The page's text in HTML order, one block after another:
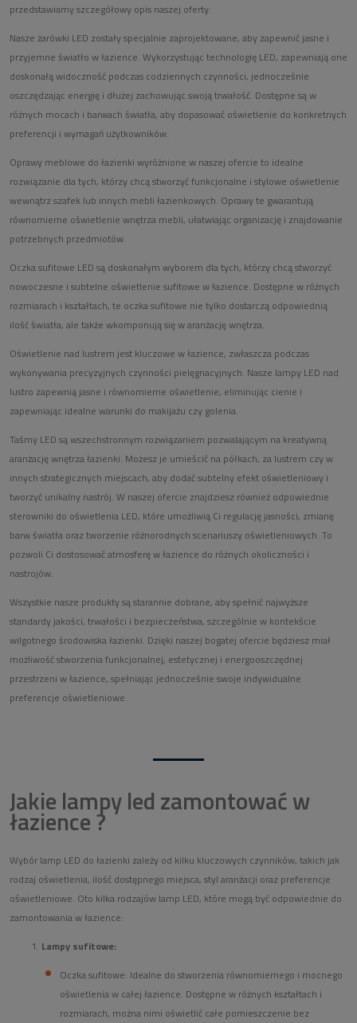
przedstawiamy szczegółowy opis naszej oferty:
Nasze żarówki LED zostały specjalnie zaprojektowane, aby zapewnić jasne i
przyjemne światło w łazience. Wykorzystując technologię LED, zapewniają one
doskonałą widoczność podczas codziennych czynności, jednocześnie
oszczędzając energię i dłużej zachowując swoją trwałość. Dostępne są w
różnych mocach i barwach światła, aby dopasować oświetlenie do konkretnych
preferencji i wymagań użytkowników.
Oprawy meblowe do łazienki wyróżnione w naszej ofercie to idealne
rozwiązanie dla tych, którzy chcą stworzyć funkcjonalne i stylowe oświetlenie
wewnątrz szafek lub innych mebli łazienkowych. Oprawy te gwarantują
równomierne oświetlenie wnętrza mebli, ułatwiając organizację i znajdowanie
potrzebnych przedmiotów.
Oczka sufitowe LED są doskonałym wyborem dla tych, którzy chcą stworzyć
nowoczesne i subtelne oświetlenie sufitowe w łazience. Dostępne w różnych
rozmiarach i kształtach, te oczka sufitowe nie tylko dostarczą odpowiednią
ilość światła, ale także wkomponują się w aranżację wnętrza.
Oświetlenie nad lustrem jest kluczowe w łazience, zwłaszcza podczas
wykonywania precyzyjnych czynności pielęgnacyjnych. Nasze lampy LED nad
lustro zapewnią jasne i równomierne oświetlenie, eliminując cienie i
zapewniając idealne warunki do makijażu czy golenia.
Taśmy LED są wszechstronnym rozwiązaniem pozwalającym na kreatywną
aranżację wnętrza łazienki. Możesz je umieścić na półkach, za lustrem czy w
innych strategicznych miejscach, aby dodać subtelny efekt oświetleniowy i
tworzyć unikalny nastrój. W naszej ofercie znajdziesz również odpowiednie
sterowniki do oświetlenia LED, które umożliwią Ci regulację jasności, zmianę
barw światła oraz tworzenie różnorodnych scenariuszy oświetleniowych. To
pozwoli Ci dostosować atmosferę w łazience do różnych okoliczności i
nastrojów.
Wszystkie nasze produkty są starannie dobrane, aby spełnić najwyższe
standardy jakości, trwałości i bezpieczeństwa, szczególnie w kontekście
wilgotnego środowiska łazienki. Dzięki naszej bogatej ofercie będziesz miał
możliwość stworzenia funkcjonalnej, estetycznej i energooszczędnej
przestrzeni w łazience, spełniając jednocześnie swoje indywidualne
preferencje oświetleniowe.
Jakie lampy led zamontować w
łazience ?
Wybór lamp LED do łazienki zależy od kilku kluczowych czynników, takich jak
rodzaj oświetlenia, ilość dostępnego miejsca, styl aranżacji oraz preferencje
oświetleniowe. Oto kilka rodzajów lamp LED, które mogą być odpowiednie do
zamontowania w łazience:
Lampy sufitowe:
Oczka sufitowe: Idealne do stworzenia równomiernego i mocnego
oświetlenia w całej łazience. Dostępne w różnych kształtach i
rozmiarach, można nimi oświetlić całe pomieszczenie bez